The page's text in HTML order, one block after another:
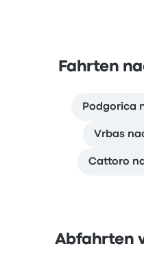
Fahrten
Podgorica
Vrbas
Cattoro
Abfahrten